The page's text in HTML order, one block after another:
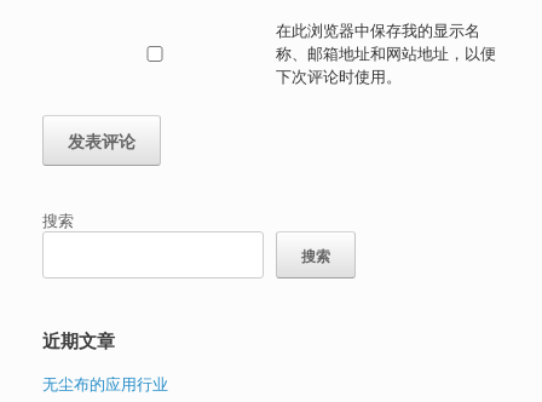
在此浏览器中保存我的显示名
称、邮箱地址和网站地址，以便
下次评论时使用。
搜索
搜索
近期文章
无尘布的应用行业